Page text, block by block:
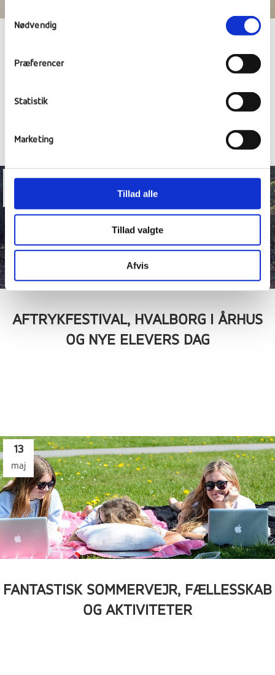
Nødvendig
Præferencer
Statistik
Marketing
Tillad alle
Tillad valgte
Afvis
FORÆLDREWEEKEND, NYE ELEVERS
20
AFTRYKFESTIVAL, HVALBORG I ÅRHUS
OG NYE ELEVERS DAG
13
maj
FANTASTISK SOMMERVEJR, FÆLLESSKAB
OG AKTIVITETER